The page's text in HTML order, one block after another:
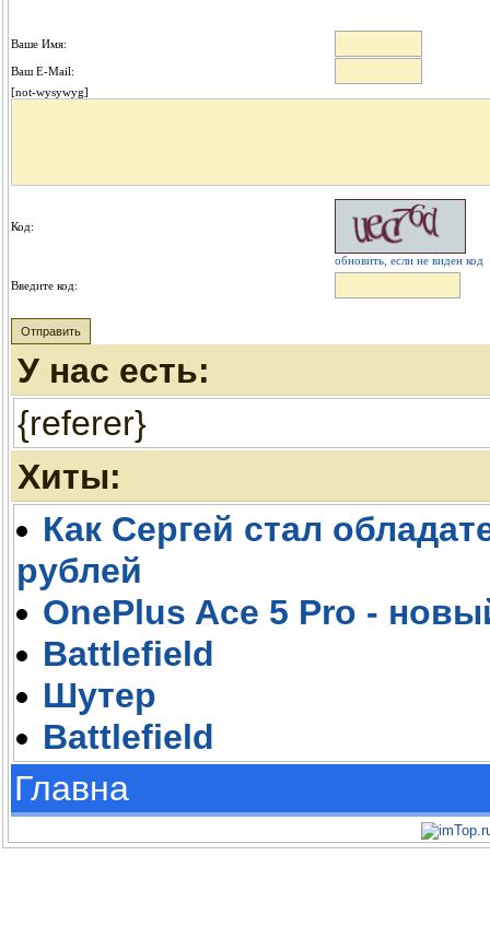
Ваше Имя:
Ваш E-Mail:
[not-wysywyg]
Код:
обновить, если не виден код
Введите код:
У нас есть:
{referer}
Хиты:
Как Сергей стал
рублей
OnePlus Ace 5 Pro -
Battlefield
Шутер
Battlefield
Главна